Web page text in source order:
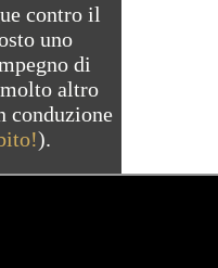
contro il
uno
di
altro
conduzione
).